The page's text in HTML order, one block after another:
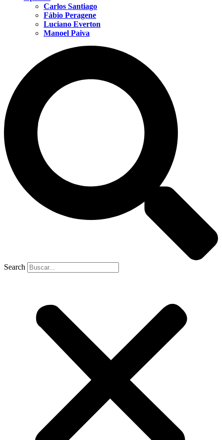
Carlos Santiago
Fábio Peragene
Luciano Everton
Manoel Paiva
Search